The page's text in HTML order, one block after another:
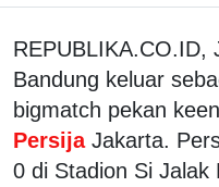
REPUBLIKA.CO.ID,
Bandung keluar
bigmatch pekan
Persija Jakarta.
0 di Stadion Si Jalak